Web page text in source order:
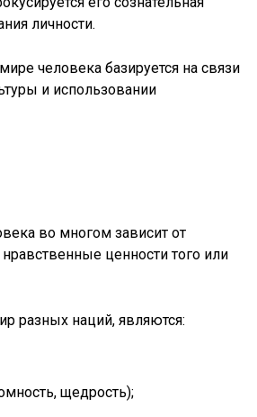
личности.
человека базируется на связи
и использовании
во многом зависит от
ценности того или
наций, являются:
щедрость);